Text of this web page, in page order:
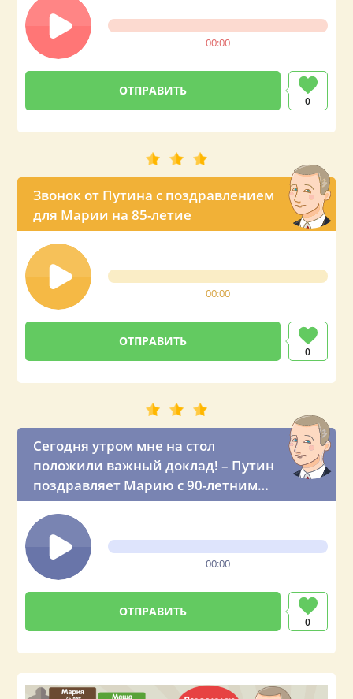
00:00
0
Звонок от Путина с поздравлением
для Марии на 85-летие
00:00
0
Сегодня утром мне на стол
положили важный доклад! – Путин
поздравляет Марию с 90-летним
юбилеем
00:00
0